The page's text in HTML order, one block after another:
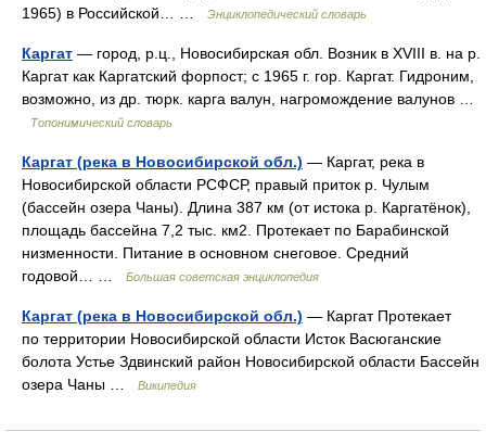
1965) в Российской… …
Энциклопедический словарь
Каргат — город, р.ц., Новосибирская обл. Возник в XVIII в. на р.
Каргат как Каргатский форпост; с 1965 г. гор. Каргат. Гидроним,
возможно, из др. тюрк. карга валун, нагромождение валунов …
Топонимический словарь
Каргат (река в Новосибирской обл.) — Каргат, река в
Новосибирской области РСФСР, правый приток р. Чулым
(бассейн озера Чаны). Длина 387 км (от истока р. Каргатёнок),
площадь бассейна 7,2 тыс. км2. Протекает по Барабинской
низменности. Питание в основном снеговое. Средний
годовой… …
Большая советская энциклопедия
Каргат (река в Новосибирской обл.) — Каргат Протекает
по территории Новосибирской области Исток Васюганские
болота Устье Здвинский район Новосибирской области Бассейн
озера Чаны …
Википедия